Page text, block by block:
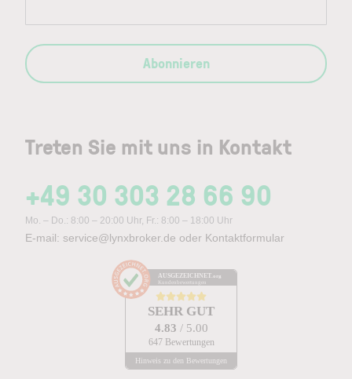
Treten Sie mit uns in Kontakt
+49 30 303 28 66 90
Mo. – Do.: 8:00 – 20:00 Uhr, Fr.: 8:00 – 18:00 Uhr
E-mail: service@lynxbroker.de oder Kontaktformular
AUSGEZEICHNET .org
Kundenbewertungen
SEHR GUT
4.83 / 5.00
647 Bewertungen
Hinweis zu den Bewertungen
Abonnieren